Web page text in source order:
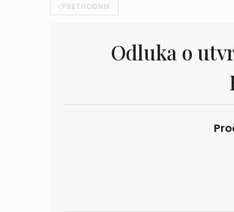
PRETHODNIK
Odluka o